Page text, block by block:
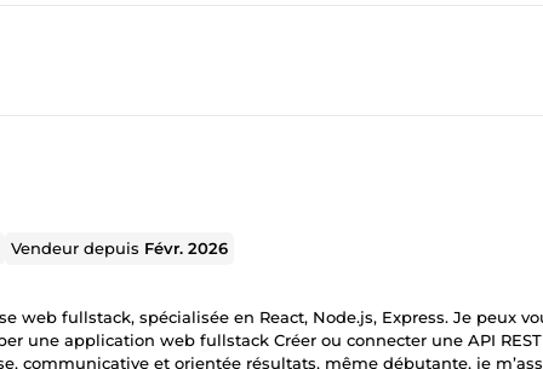
Vendeur depuis Févr. 2026
fullstack, spécialisée en React, Node.js, Express. Je peux